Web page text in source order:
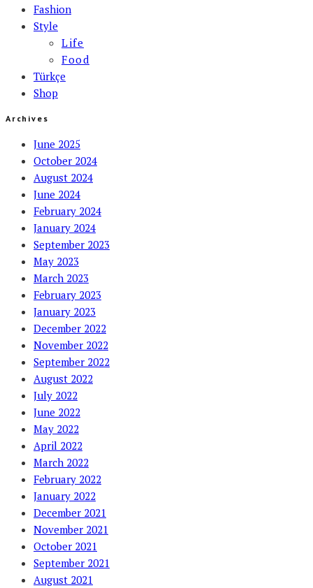
Fashion
Style
Life
Food
Türkçe
Shop
Archives
June 2025
October 2024
August 2024
June 2024
February 2024
January 2024
September 2023
May 2023
March 2023
February 2023
January 2023
December 2022
November 2022
September 2022
August 2022
July 2022
June 2022
May 2022
April 2022
March 2022
February 2022
January 2022
December 2021
November 2021
October 2021
September 2021
August 2021